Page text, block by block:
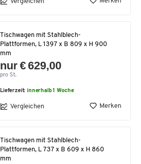
Tischwagen mit Stahlblech-
Plattformen, L 1397 x B 809 x H 900
mm
nur € 629,00
pro St.
Lieferzeit:innerhalb 1 Woche
Vergleichen Merken
Tischwagen mit Stahlblech-
Plattformen, L 737 x B 609 x H 860
mm